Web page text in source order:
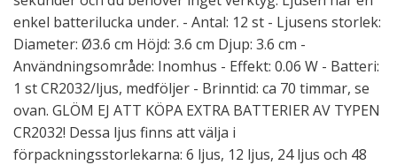
enkel batterilucka under. - Antal: 12 st - Ljusens storlek:
Diameter: Ø3.6 cm Höjd: 3.6 cm Djup: 3.6 cm -
Användningsområde: Inomhus - Effekt: 0.06 W - Batteri:
1 st CR2032/ljus, medföljer - Brinntid: ca 70 timmar, se
ovan. GLÖM EJ ATT KÖPA EXTRA BATTERIER AV TYPEN
CR2032! Dessa ljus finns att välja i
förpackningsstorlekarna: 6 ljus, 12 ljus, 24 ljus och 48